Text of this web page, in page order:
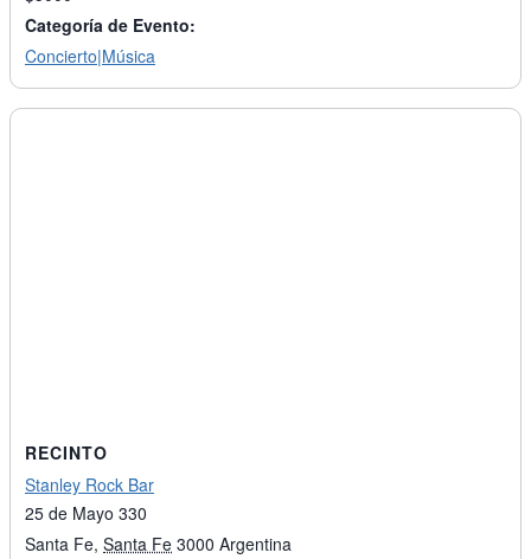
Categoría de Evento:
Concierto|Música
RECINTO
Stanley Rock Bar
25 de Mayo 330
Santa Fe, Santa Fe 3000 Argentina